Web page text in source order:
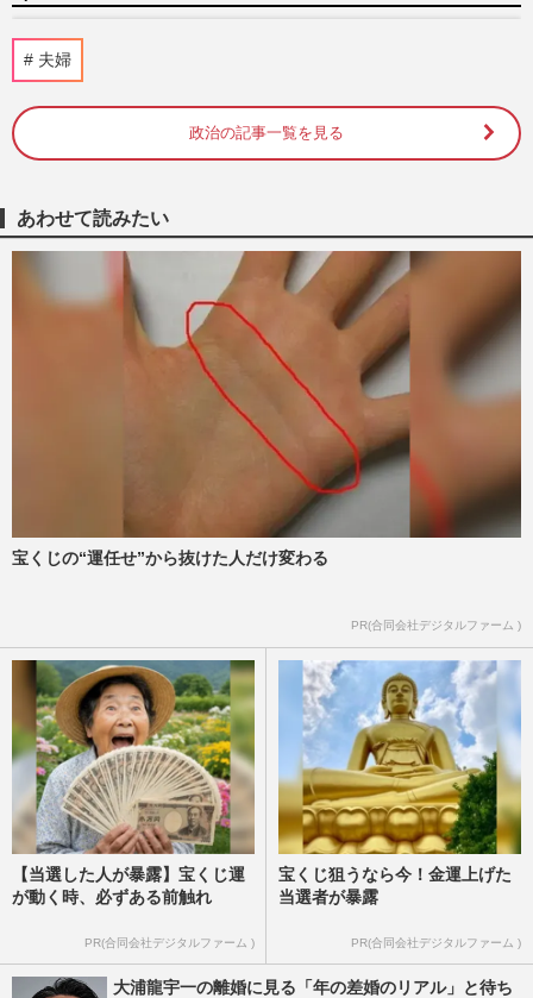
週刊女性2026年8月11日号 2026/8/5
子の「ただの左翼」で片付けられない凄絶
半生《東大闘争、獄中結婚…
週刊女性2026年8月11日号
三笘薫、負傷でW杯離脱→交通事故でトラ
ブル続きの最中「結婚式フォト削除」不穏
すぎる“異変”に集まる心…
週刊女性PRIME 2026/7/29
ドジャース・大谷翔平、ゆうちょ銀行のア
ンバサダー就任で“賞”を新設！本人も「選
定に携わる」子どもたち…
週刊女性2026年8月11日号
TBS日曜劇場『VIVANT』や映画『キング
が板橋区で送る最愛妻との“…
週刊女性2026年7月7日・14日号 2026/7/25
夫婦
政治の記事一覧を見る
あわせて読みたい
宝くじの“運任せ”から抜けた人だけ変わる
PR(合同会社デジタルファーム )
【当選した人が暴露】宝くじ運
が動く時、必ずある前触れ
PR(合同会社デジタルファーム )
宝くじ狙うなら今！金運上げた
当選者が暴露
PR(合同会社デジタルファーム )
大浦龍宇一の離婚に見る「年の差婚のリアル」と待ち